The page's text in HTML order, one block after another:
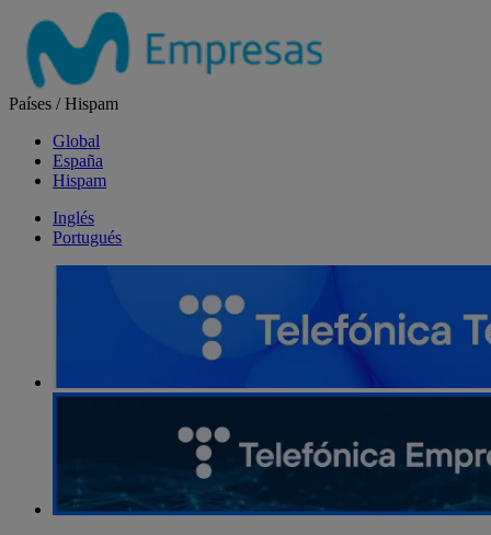
Salta
contenido
Países /Hispam
Global
España
Hispam
Inglés
Portugués